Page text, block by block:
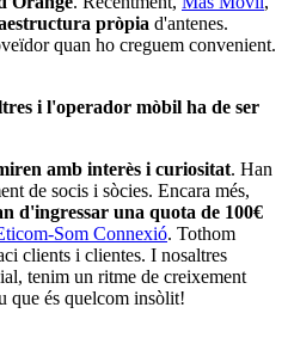
pròpia d'antenes.
quan ho creguem convenient.
i l'operador mòbil ha de ser
amb interès i curiositat. Han
de socis i sòcies. Encara més,
d'ingressar una quota de 100€
Som Connexió. Tothom
clients i clientes. I nosaltres
tenim un ritme de creixement
que és quelcom insòlit!